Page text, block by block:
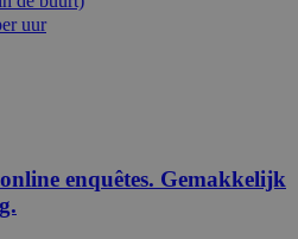
uur
enquêtes. Gemakkelijk